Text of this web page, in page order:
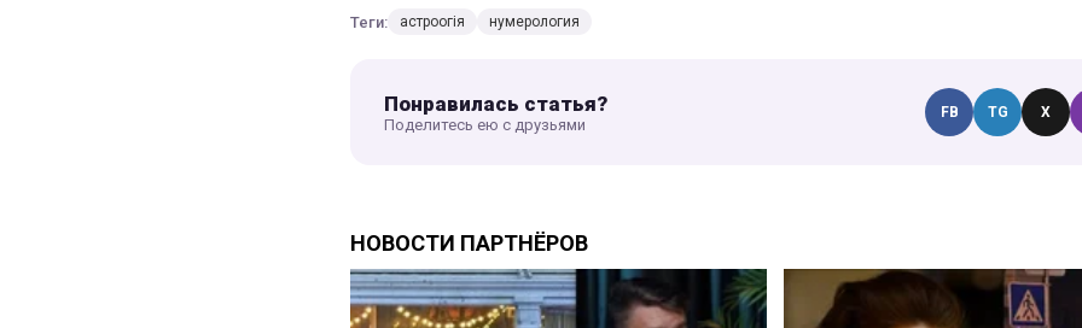
Теги: астроогія нумерология
Понравилась статья?
Поделитесь ею с друзьями
FB TG X